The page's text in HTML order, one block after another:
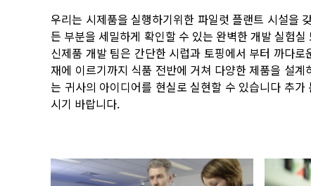
우리는 시제품을 실행하기위한 파일럿 플랜트 시설을
든 부분을 세밀하게 확인할 수 있는 완벽한 개발 실험
신제품 개발 팀은 간단한 시럽과 토핑에서 부터 까다
재에 이르기까지 식품 전반에 거쳐 다양한 제품을 설계
는 귀사의 아이디어를 현실로 실현할 수 있습니다 추가
시기 바랍니다.